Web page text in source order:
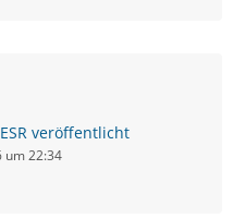
veröffentlicht
um 22:34